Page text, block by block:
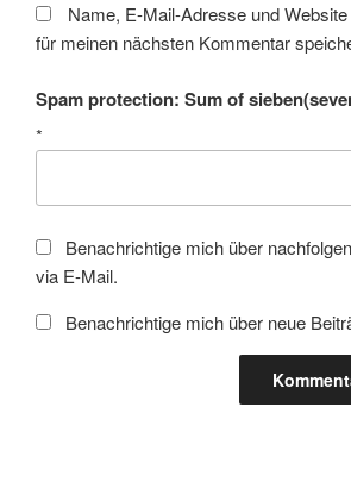
Name, E-Mail-Adresse und
für meinen nächsten Kommentar
Spam protection: Sum of
*
Benachrichtige mich über
via E-Mail.
Benachrichtige mich über neue